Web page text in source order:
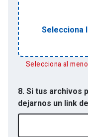
Selecciona
Selecciona al
8. Si tus archivos
dejarnos un link